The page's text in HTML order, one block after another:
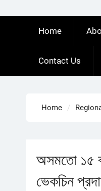
Home
Contact Us
Home
অসমতো ১৫
ভেকচিন